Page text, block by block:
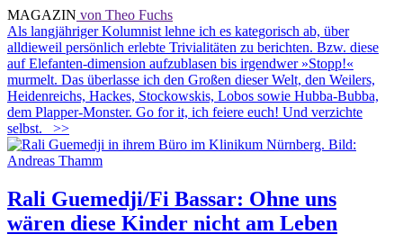
MAGAZIN von Theo Fuchs
Als langjähriger Kolumnist lehne ich es kategorisch ab, über
alldieweil persönlich erlebte Trivialitäten zu berichten. Bzw. diese
auf Elefanten-dimension aufzublasen bis irgendwer »Stopp!«
murmelt. Das überlasse ich den Großen dieser Welt, den Weilers,
Heidenreichs, Hackes, Stockowskis, Lobos sowie Hubba-Bubba,
dem Plapper-Monster. Go for it, ich feiere euch! Und verzichte
selbst.
>>
Rali Guemedji/Fi Bassar: Ohne uns
wären diese Kinder nicht am Leben